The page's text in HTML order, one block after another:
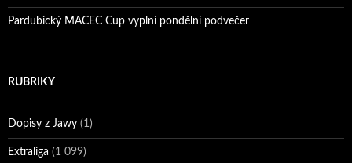
Pardubický MACEC Cup vyplní pondělní podvečer
RUBRIKY
Dopisy z Jawy (1)
Extraliga (1 099)